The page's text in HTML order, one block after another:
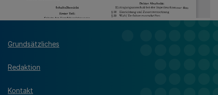
Grundsätzliches
Redaktion
Kontakt